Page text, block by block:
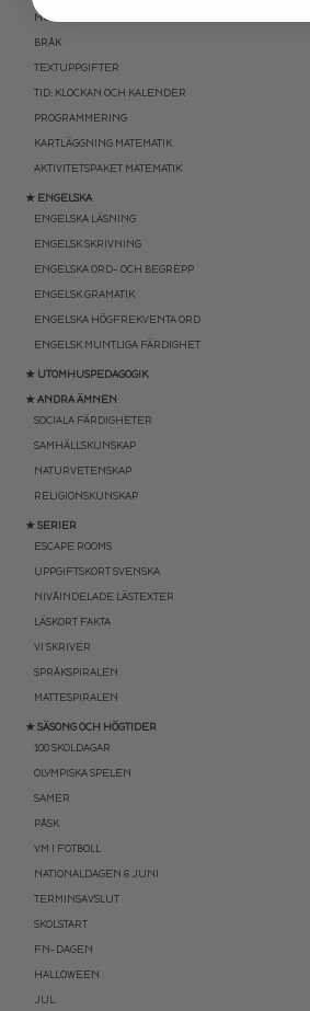
MULTIPLIKATION OCH DIVISION
BRÅK
TEXTUPPGIFTER
TID: KLOCKAN OCH KALENDER
PROGRAMMERING
KARTLÄGGNING MATEMATIK
AKTIVITETSPAKET MATEMATIK
★ ENGELSKA
ENGELSKA LÄSNING
ENGELSK SKRIVNING
ENGELSKA ORD- OCH BEGREPP
ENGELSK GRAMATIK
ENGELSKA HÖGFREKVENTA ORD
ENGELSK MUNTLIGA FÄRDIGHET
★ UTOMHUSPEDAGOGIK
★ ANDRA ÄMNEN
SOCIALA FÄRDIGHETER
SAMHÄLLSKUNSKAP
NATURVETENSKAP
RELIGIONSKUNSKAP
★ SERIER
ESCAPE ROOMS
UPPGIFTSKORT SVENSKA
NIVÅINDELADE LÄSTEXTER
LÄSKORT FAKTA
VI SKRIVER
SPRÅKSPIRALEN
MATTESPIRALEN
★ SÄSONG OCH HÖGTIDER
100 SKOLDAGAR
OLYMPISKA SPELEN
SAMER
PÅSK
VM I FOTBOLL
NATIONALDAGEN 6 JUNI
TERMINSAVSLUT
SKOLSTART
FN-DAGEN
HALLOWEEN
JUL